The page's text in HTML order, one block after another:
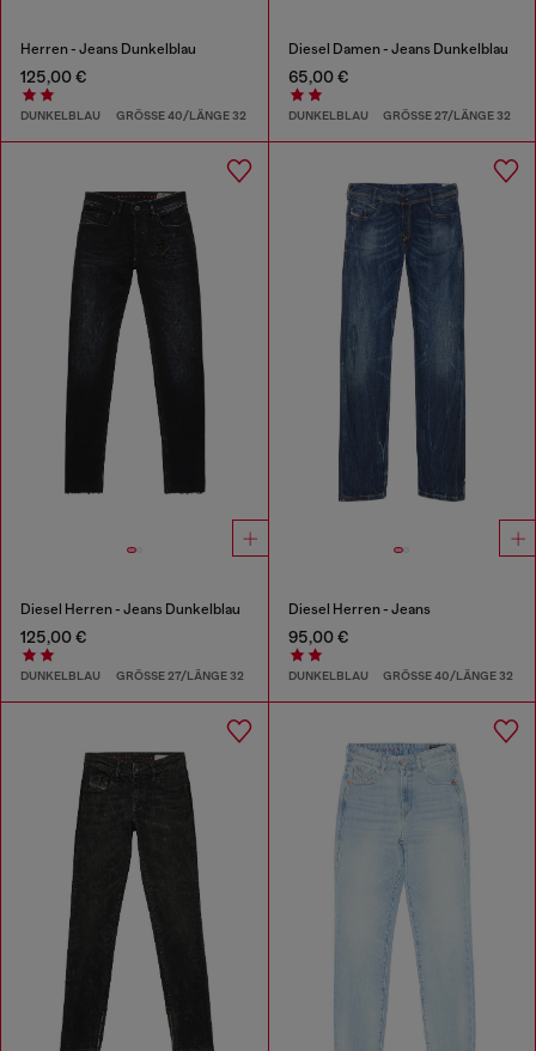
Herren - Jeans Dunkelblau
125,00 €
DUNKELBLAU GRÖSSE 40/LÄNGE 32
Diesel Damen - Jeans Dunkelblau
65,00 €
DUNKELBLAU GRÖSSE 27/LÄNGE 32
Diesel Herren - Jeans Dunkelblau
125,00 €
DUNKELBLAU GRÖSSE 27/LÄNGE 32
Diesel Herren - Jeans
95,00 €
DUNKELBLAU GRÖSSE 40/LÄNGE 32